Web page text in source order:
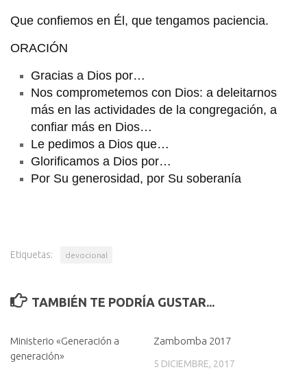
Que confiemos en Él, que tengamos paciencia.
ORACIÓN
Gracias a Dios por…
Nos comprometemos con Dios: a deleitarnos
más en las actividades de la congregación, a
confiar más en Dios…
Le pedimos a Dios que…
Glorificamos a Dios por…
Por Su generosidad, por Su soberanía
Etiquetas: devocional
TAMBIÉN TE PODRÍA GUSTAR...
Ministerio «Generación a
generación»
Zambomba 2017
5 DICIEMBRE, 2017